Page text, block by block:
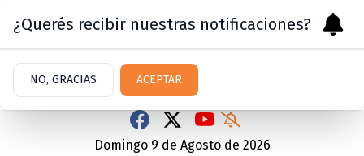
Domingo 9 de Agosto de 2026
¿Querés recibir nuestras notificaciones?
NO, GRACIAS ACEPTAR